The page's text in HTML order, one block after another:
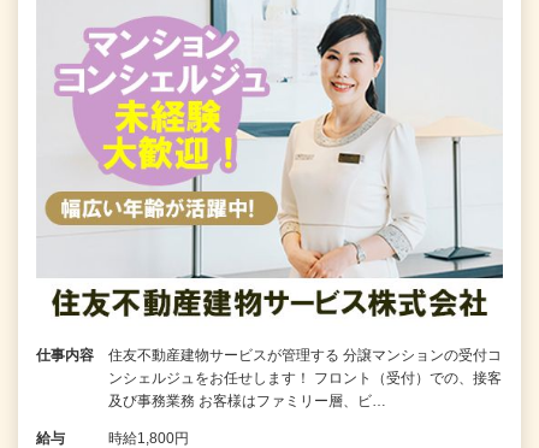
仕事内容
住友不動産建物サービスが管理する 分譲マンションの受付コ
ンシェルジュをお任せします！ フロント（受付）での、接客
及び事務業務 お客様はファミリー層、ビ…
給与 時給1,800円